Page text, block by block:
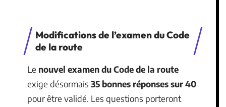
Modifications de l’examen du Code
de la route
Le nouvel examen du Code de la route
exige désormais 35 bonnes réponses sur 40
pour être validé. Les questions porteront